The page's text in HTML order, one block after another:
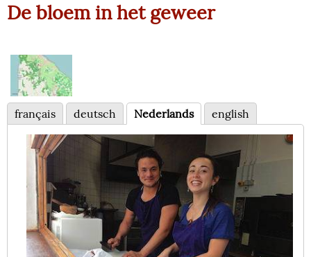
De bloem in het geweer
français deutsch Nederlands english